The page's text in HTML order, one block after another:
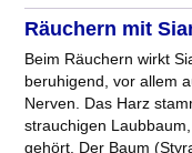
Räuchern mit
Beim Räuchern wirkt
beruhigend, vor allem
Nerven. Das Harz
strauchigen
gehört. Der Baum